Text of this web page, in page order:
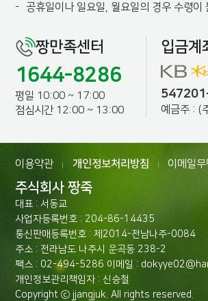
-
공휴일이나 일요일, 월요일의 경우 수령이
짱만족센터
1644-8286
평일 10:00 ~ 17:00
점심시간 12:00 ~ 13:00
입금계
예금주 : (
이용약관 개인정보처리방침 이메일
주식회사 짱죽
대표 : 서동교
사업자등록번호 : 204-86-14435
통신판매등록번호 : 제2014-전남나주-0084
주소 : 전라남도 나주시 운곡동 238-2
팩스 : 02-494-5286 이메일 :
개인정보관리책임자 : 신승철
Copyright ⓒ jjangjuk. All rights reserved.